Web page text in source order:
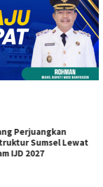
Perjuangkan
Sumsel Lewat
IJD 2027